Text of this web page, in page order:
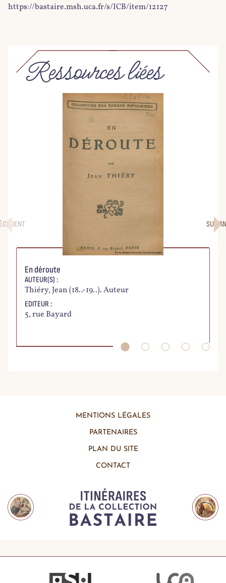
https://bastaire.msh.uca.fr/s/ICB/item/12127
Ressources liées
En déroute
AUTEUR(S) :
Thiéry, Jean (18..-19..). Auteur
EDITEUR :
5, rue Bayard
MENTIONS LÉGALES
PARTENAIRES
PLAN DU SITE
CONTACT